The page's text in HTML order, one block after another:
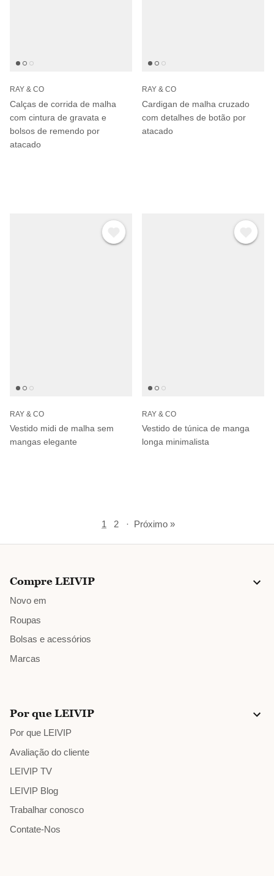
RAY & CO
Calças de corrida de malha
com cintura de gravata e
bolsos de remendo por
atacado
RAY & CO
Cardigan de malha cruzado
com detalhes de botão por
atacado
RAY & CO
Vestido midi de malha sem
mangas elegante
RAY & CO
Vestido de túnica de manga
longa minimalista
1 2 · Próximo »
Compre LEIVIP
Novo em
Roupas
Bolsas e acessórios
Marcas
Por que LEIVIP
Por que LEIVIP
Avaliação do cliente
LEIVIP TV
LEIVIP Blog
Trabalhar conosco
Contate-Nos